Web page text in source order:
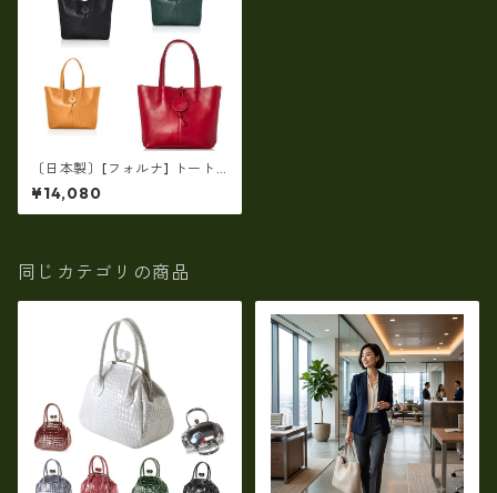
〔日本製〕[フォルナ] トートS
バッグ FS ラマナカーフトー
トS fo-224775
¥14,080
同じカテゴリの商品